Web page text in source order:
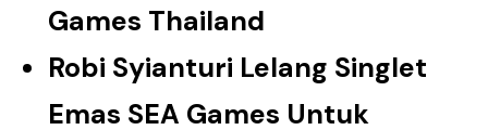
Games Thailand
Robi Syianturi Lelang Singlet
Emas SEA Games Untuk